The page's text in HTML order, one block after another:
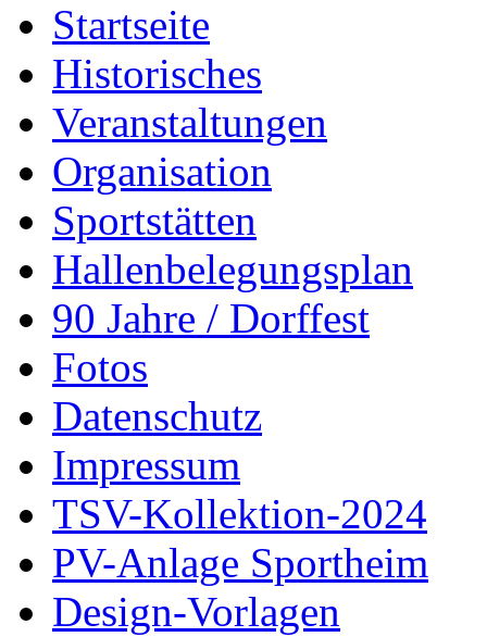
Startseite
Historisches
Veranstaltungen
Organisation
Sportstätten
Hallenbelegungsplan
90 Jahre / Dorffest
Fotos
Datenschutz
Impressum
TSV-Kollektion-2024
PV-Anlage Sportheim
Design-Vorlagen